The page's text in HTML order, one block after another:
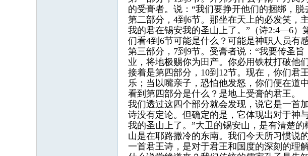
的受膏者。说：“我们要挣开他们的捆绑，
第二部分，4到6节。那坐在天上的必发笑，
我的君在锡安我的圣山上了。”（诗2:4—6）
们看4到6节可能是什么？可能是神职人员有
第三部分，7到9节。受膏者说：“我要传圣
业，将地极赐你为田产。你必用铁杖打破他
接着是第四部分，10到12节。现在，你们君
乐；当以嘴亲子，恐怕他发怒，你们便在道
看到第四部分是什么？是地上受膏的君王。
我们透过这四个部分就会发现，说它是一首
诗没有定论。但确定的是，它体现出对于神
我的圣山上了。”大卫的锡安山，是有清楚
山是在耶路撒冷的东南。我们今天所习惯说
一首君王诗，是对于君王和国度的深刻的理